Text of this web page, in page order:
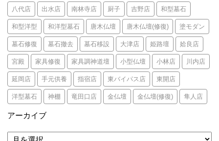
八代店 出水店 南林寺店 厨子 吉野店 和型墓石
和型洋型 和洋型墓石 唐木仏壇 唐木仏壇(修復) 塗モダン
墓石修復 墓石撤去 墓石移設 大津店 姫路壇 姶良店
宮殿 家具修復 家具調神道壇 小型仏壇 小林店 川内店
延岡店 手元供養 指宿店 東バイパス店 東開店
洋型墓石 神棚 竜田口店 金仏壇 金仏壇(修復) 隼人店
アーカイブ
ア